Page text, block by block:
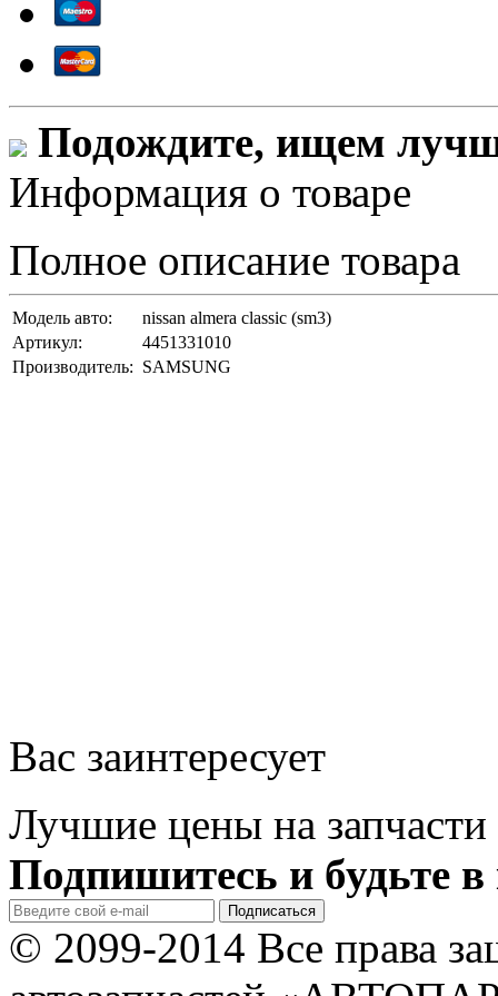
Подождите, ищем
Информация о товаре
Полное описание товара
Модель авто:
nissan almera classic (sm3)
Артикул:
4451331010
Производитель: SAMSUNG
Вас заинтересует
Лучшие цены на запчасти
Подпишитесь и будьте в
© 2099-2014 Все права